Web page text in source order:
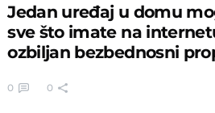
Jedan uređaj u domu
sve što imate na
ozbiljan bezbednosni
0 0